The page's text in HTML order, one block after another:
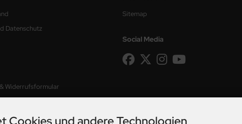
Datenschutz
Widerrufsformular
Sitemap
Social Media
Cookies und andere Technologien